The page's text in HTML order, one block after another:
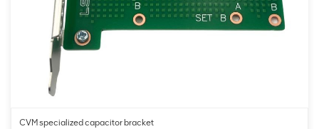
CVM specialized capacitor bracket